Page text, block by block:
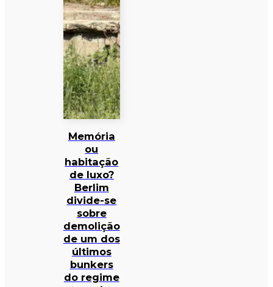
Memória
ou
habitação
de luxo?
Berlim
divide-se
sobre
demolição
de um dos
últimos
bunkers
do regime